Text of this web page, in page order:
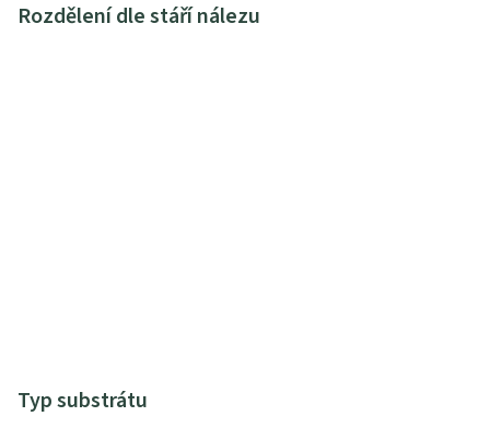
Rozdělení dle stáří nálezu
Typ substrátu